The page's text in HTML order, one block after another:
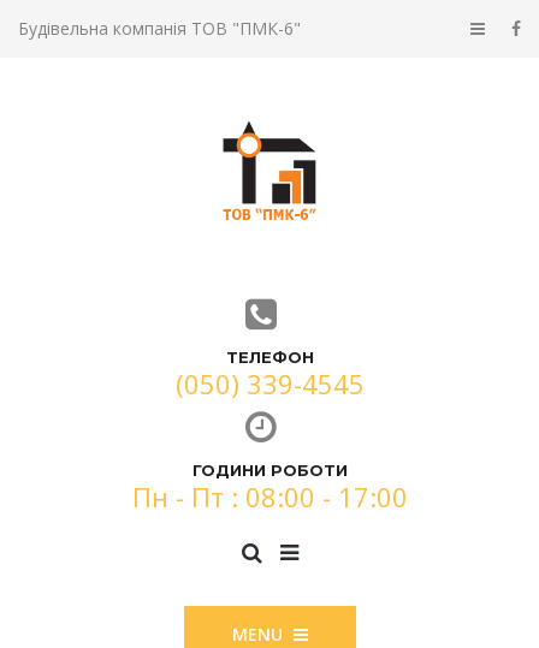
Будівельна компанія ТОВ "ПМК-6"
ТЕЛЕФОН
(050) 339-4545
ГОДИНИ РОБОТИ
Пн - Пт : 08:00 - 17:00
MENU